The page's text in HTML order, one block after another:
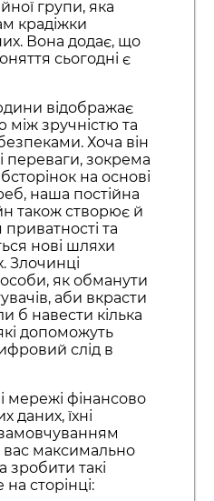
групи, яка
крадіжки
Вона додає, що
сьогодні є
відображає
між зручністю та
Хоча він
переваги, зокрема
на основі
наша постійна
також створює й
та
нові шляхи
Злочинці
як обманути
аби вкрасти
б навести кілька
допоможуть
слід в
мережі фінансово
даних, їхні
максимально
такі
сторінці: